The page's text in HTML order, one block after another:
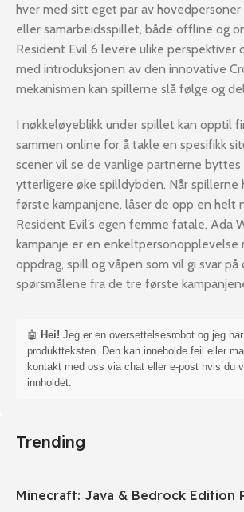
hver med sitt eget par av
eller samarbeidsspillet, både offline og
Resident Evil 6 levere ulike perspektiver
med introduksjonen av den innovative
mekanismen kan spillerne slå følge og
I nøkkeløyeblikk under spillet kan opptil
sammen online for å takle en spesifikk
scener vil se de vanlige partnerne
ytterligere øke spilldybden. Når
første kampanjene, låser de opp en helt
Resident Evil’s egen femme fatale, Ada
kampanje er en enkeltpersonopplevelse
oppdrag, spill og våpen som vil gi svar på
spørsmålene fra de tre første
🤖 Hei! Jeg er en oversettelsesrobot og jeg
produktteksten. Den kan inneholde feil eller
kontakt med oss via chat eller e-post hvis du
innholdet.
Trending
Minecraft: Java & Bedrock Edition